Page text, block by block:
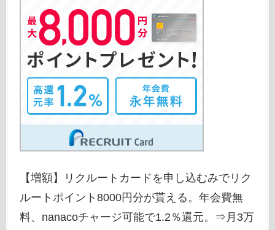
【増額】リクルートカードを申し込むみでリク
ルートポイント8000円分が貰える。年会費無
料、nanacoチャージ可能で1.2％還元。⇒月3万